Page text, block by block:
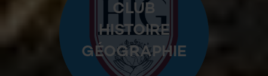
CLUB
HISTOIRE
GÉOGRAPHIE